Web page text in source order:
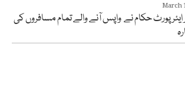
March
پورٹ حکام نے واپس آنے والے تمام مسافروں کی